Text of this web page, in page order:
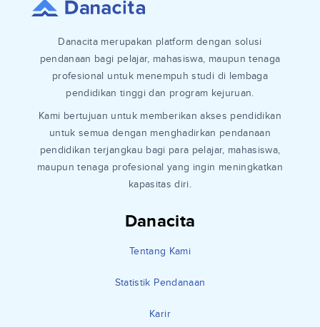
Danacita
Tentang Kami
Statistik Pendanaan
Karir
Danacita merupakan platform dengan solusi
pendanaan bagi pelajar, mahasiswa, maupun tenaga
profesional untuk menempuh studi di lembaga
pendidikan tinggi dan program kejuruan.
Kami bertujuan untuk memberikan akses pendidikan
untuk semua dengan menghadirkan pendanaan
pendidikan terjangkau bagi para pelajar, mahasiswa,
maupun tenaga profesional yang ingin meningkatkan
kapasitas diri.